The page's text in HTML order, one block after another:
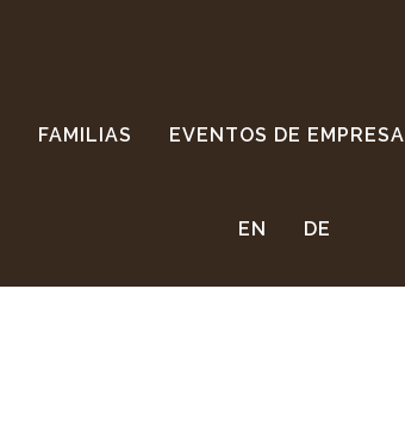
FAMILIAS EVENTOS DE EMPRESA
EN DE